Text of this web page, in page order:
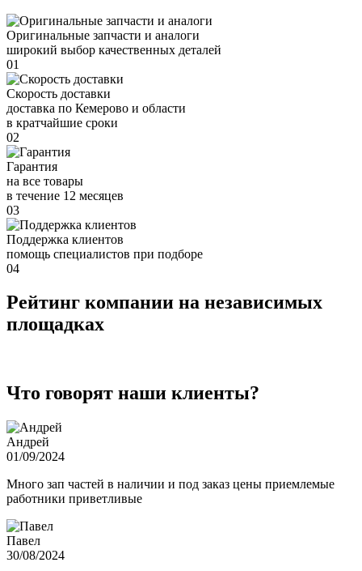
Оригинальные запчасти и аналоги
широкий выбор качественных деталей
01
Скорость доставки
доставка по Кемерово и области
в кратчайшие сроки
02
Гарантия
на все товары
в течение 12 месяцев
03
Поддержка клиентов
помощь специалистов при подборе
04
Рейтинг компании на независимых
площадках
Что говорят наши клиенты?
Андрей
01/09/2024
Много зап частей в наличии и под заказ цены приемлемые
работники приветливые
Павел
30/08/2024